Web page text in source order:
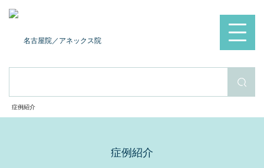
症例紹介
名古屋院／アネックス院
症例紹介